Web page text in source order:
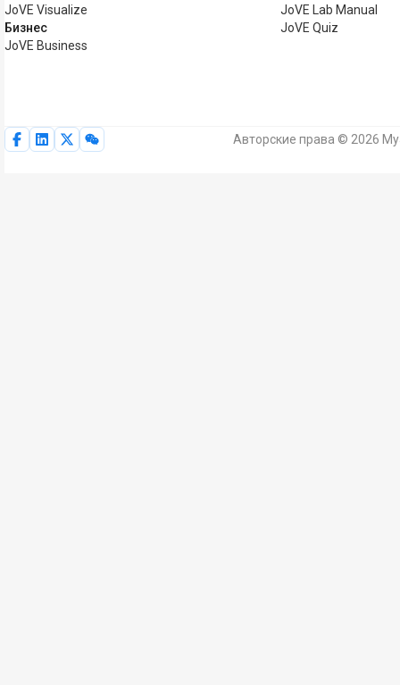
JoVE Visualize
Бизнес
JoVE Business
JoVE Lab Manual
JoVE Quiz
Авторские права © 2026